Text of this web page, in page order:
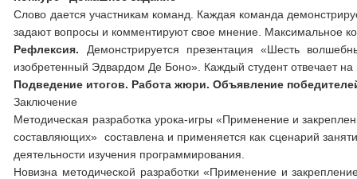
Слово дается участникам команд. Каждая команда
задают вопросы и комментируют свое мнение. Максимальное
Рефлексия. Демонстрируется презентация «Шесть
изобретенный Эдвардом Де Боно». Каждый студент отвечает
Подведение итогов. Работа жюри. Объявление
Заключение
Методическая разработка урока-игры «Применение и
составляющих» составлена и применяется как сценарий
деятельности изучения программирования.
Новизна методической разработки «Применение и